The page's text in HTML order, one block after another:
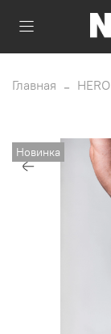
Главная HERO
Новинка